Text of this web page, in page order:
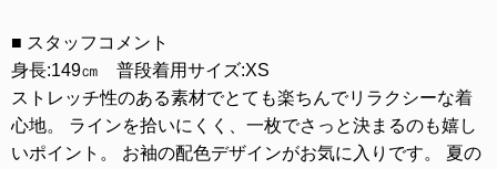
■ スタッフコメント
身長:149㎝ 普段着用サイズ:XS
ストレッチ性のある素材でとても楽ちんでリラクシーな着
心地。 ラインを拾いにくく、一枚でさっと決まるのも嬉し
いポイント。 お袖の配色デザインがお気に入りです。 夏の